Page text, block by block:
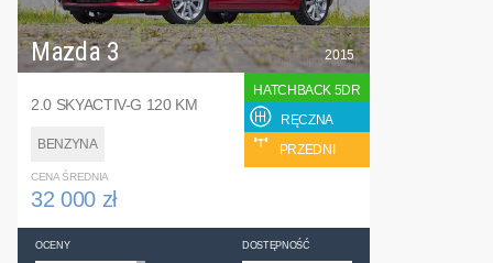
Mazda 3
2.0 SKYACTIV-G 120 KM
BENZYNA
2015
HATCHBACK 5DR
RĘCZNA
PRZEDNI
CENA ŚREDNIA
32 000 zł
OCENY DOSTĘPNOŚĆ